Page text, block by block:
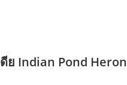
ย Indian Pond Heron